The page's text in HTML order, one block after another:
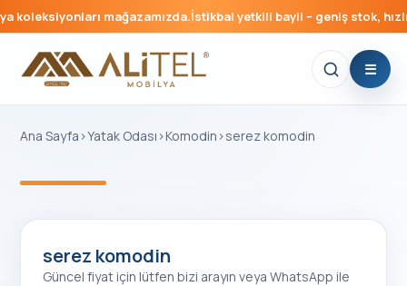
koleksiyonları mağazamızda.İstikbal yetkili bayii – geniş stok,
Ana Sayfa ›Yatak Odası ›Komodin ›serez komodin
serez komodin
Güncel fiyat için lütfen bizi arayın veya WhatsApp ile